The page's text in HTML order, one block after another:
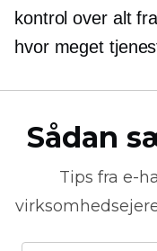
kontrol over alt
hvor meget
Sådan
Tips fra e-